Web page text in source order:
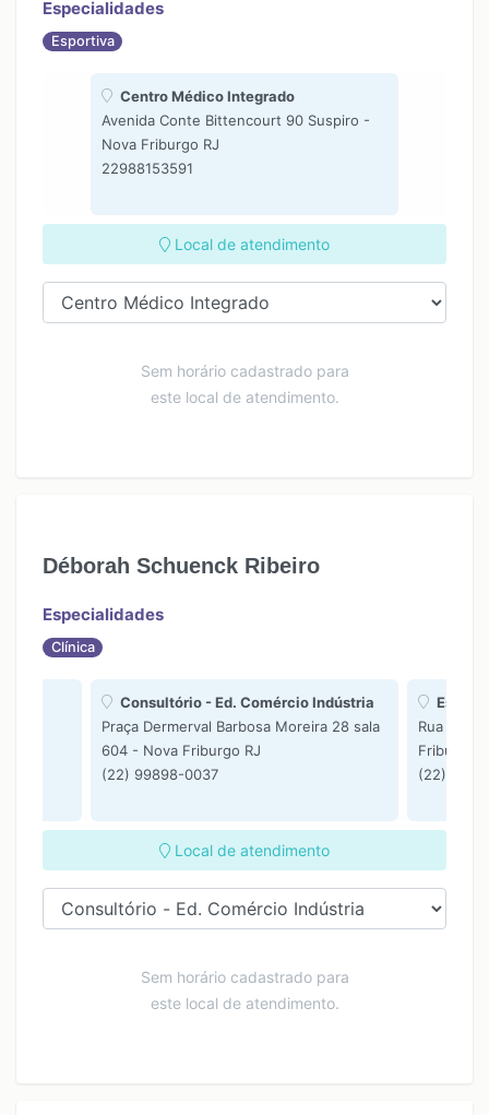
Especialidades
Esportiva
Centro Médico Integrado
Avenida Conte Bittencourt 90 Suspiro -
Nova Friburgo RJ
22988153591
Local de atendimento
Sem horário cadastrado para
este local de atendimento.
Déborah Schuenck Ribeiro
Especialidades
Clínica
Consultório - Ed. Comércio Indústria
Praça Dermerval Barbosa Moreira 28 sala
604 - Nova Friburgo RJ
(22) 99898-0037
Rua Mª
Friburgo
(22)
Local de atendimento
Sem horário cadastrado para
este local de atendimento.